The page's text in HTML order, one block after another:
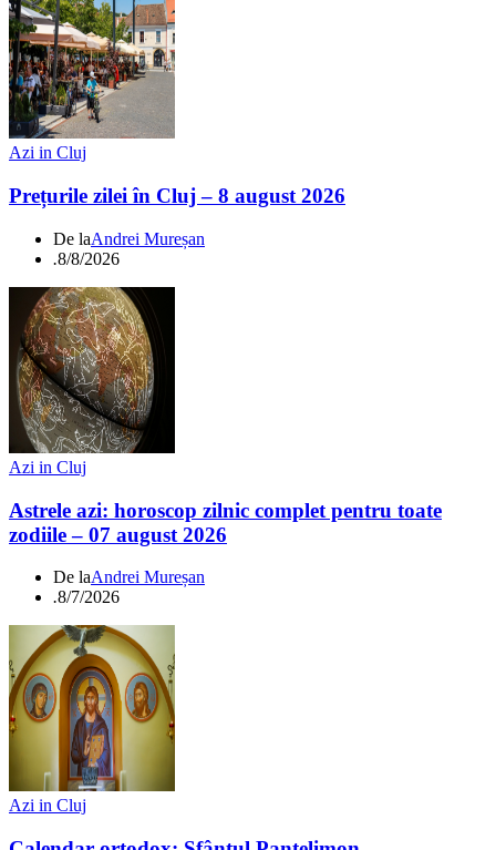
Azi in Cluj
Prețurile zilei în Cluj – 8 august 2026
De laAndrei Mureșan
.8/8/2026
Azi in Cluj
Astrele azi: horoscop zilnic complet pentru toate
zodiile – 07 august 2026
De laAndrei Mureșan
.8/7/2026
Azi in Cluj